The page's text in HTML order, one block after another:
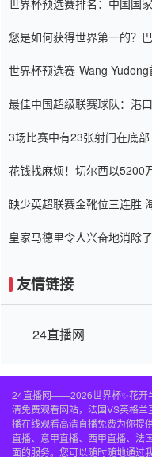
世界杯预选赛排名：中国国
您是如何获得世界第一的？
世界杯预选赛-Wang
最佳中国超级联赛球队：港
3场比赛中有23张射门在底
花钱找麻烦！切尔西以5200
缺少英超联赛金靴位三连胜
皇家马德里令人兴奋地消除
友情链接
24直播网
24直播网——2026世界杯✨花开
清免费观看网站，法国VS英格
播在线观看高清直播免费为你提
直播、意甲直播、西甲直播、法
面的服务。您可以随时随地通过